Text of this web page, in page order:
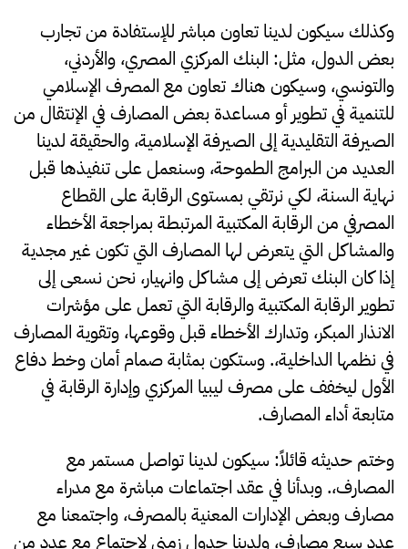
وكذلك سيكون لدينا تعاون مباشر للإستفادة من تجارب
بعض الدول، مثل: البنك المركزي المصري، والأردني،
والتونسي، وسيكون هناك تعاون مع المصرف الإسلامي
للتنمية في تطوير أو مساعدة بعض المصارف في الإنتقال من
الصيرفة التقليدية إلى الصيرفة الإسلامية، والحقيقة لدينا
العديد من البرامج الطموحة، وسنعمل على تنفيذها قبل
نهاية السنة، لكي نرتقي بمستوى الرقابة على القطاع
المصرفي من الرقابة المكتبية المرتبطة بمراجعة الأخطاء
والمشاكل التي يتعرض لها المصارف التي تكون غير مجدية
إذا كان البنك تعرض إلى مشاكل وانهيار، نحن نسعى إلى
تطوير الرقابة المكتبية والرقابة التي تعمل على مؤشرات
الانذار المبكر، وتدارك الأخطاء قبل وقوعها، وتقوية المصارف
في نظمها الداخلية،. وستكون بمثابة صمام أمان وخط دفاع
الأول ليخفف على مصرف ليبيا المركزي وإدارة الرقابة في
متابعة أداء المصارف.
وختم حديثه قائلاً: سيكون لدينا تواصل مستمر مع
المصارف،. وبدأنا في عقد اجتماعات مباشرة مع مدراء
مصارف وبعض الإدارات المعنية بالمصرف، واجتمعنا مع
عدد سبع مصارف، ولدينا جدول زمني لاجتماع مع عدد من